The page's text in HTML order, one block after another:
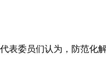
代表委员们认为，防范化